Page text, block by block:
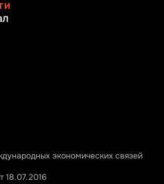
экономических связей
18.07.2016